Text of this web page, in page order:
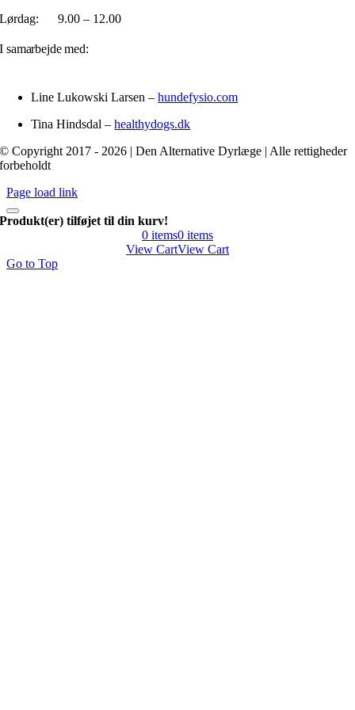
Lørdag: 9.00 – 12.00
I samarbejde med:
Line Lukowski Larsen –hundefysio.com
Tina Hindsdal –healthydogs.dk
© Copyright 2017 - 2026 | Den Alternative Dyrlæge | Alle rettigheder
forbeholdt
Page load link
Produkt(er) tilføjet til din kurv!
0 items0 items
View CartView Cart
Go to Top